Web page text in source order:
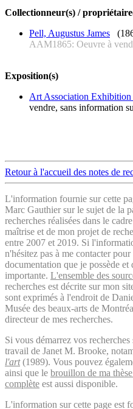
Collectionneur(s) /
Pell, Augustus James
AAM1865: Oeuvre à
Exposition(s)
Art Association
vendre, sans information
Retour à l'accueil des notes de
L'information fournie sur cette
Marc Gauthier sur le sujet de la
recherches réalisées dans le
maîtrise et de mon projet de
entre 2007 et 2019. Si
n'hésitez pas à me contacter
documentation que je possède et
importante. L'ensemble des
recherches est décrite sur mon
sont exprimés à l'endroit de
Musée des beaux-arts de
directeur de mes recherches.
Si vous démarrez vos
travail de Janet M. Brooke,
l'art(1989). Vous pouvez
ainsi que le brouillon de ma
complète est aussi disponible.
L'information sur cette page est